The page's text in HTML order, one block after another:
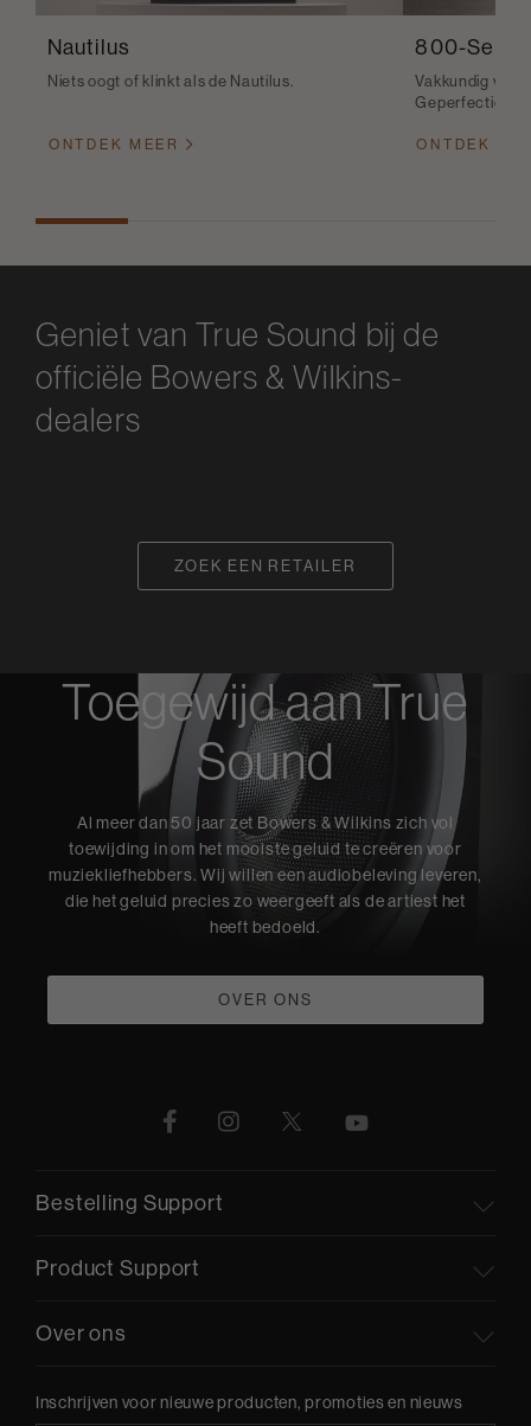
Nautilus
Niets oogt of klinkt als de Nautilus.
ONTDEK MEER
800-Serie
Vakkundig
ONTDEK
Geniet van True Sound bij de
officiële Bowers & Wilkins-
dealers
ZOEK EEN RETAILER
Toegewijd aan True
Sound
Al meer dan 50 jaar zet Bowers & Wilkins zich vol
toewijding in om het mooiste geluid te creëren voor
muziekliefhebbers. Wij willen een audiobeleving leveren,
die het geluid precies zo weergeeft als de artiest het
heeft bedoeld.
OVER ONS
Bestelling Support
Product Support
Over ons
Inschrijven voor nieuwe producten, promoties en nieuws